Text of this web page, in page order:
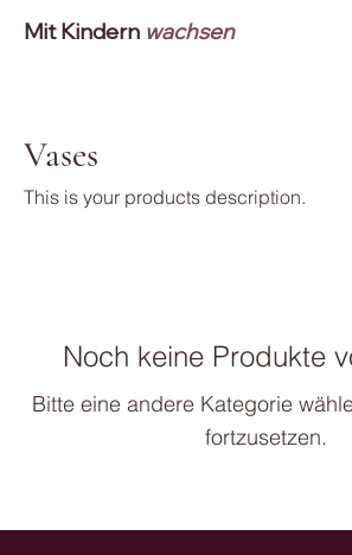
Mit Kindern wachsen
Vases
This is your products description.
Noch keine Produkte
Bitte eine andere Kategorie
fortzusetzen.